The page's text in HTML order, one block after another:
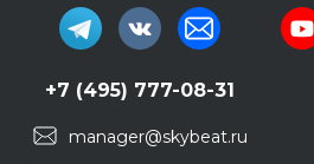
+7 (495) 777-08-31
manager@skybeat.ru